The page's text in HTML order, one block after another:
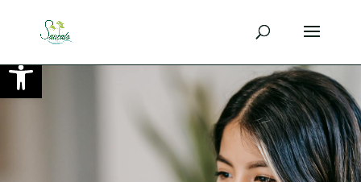
Ouvrir la barre d’outils